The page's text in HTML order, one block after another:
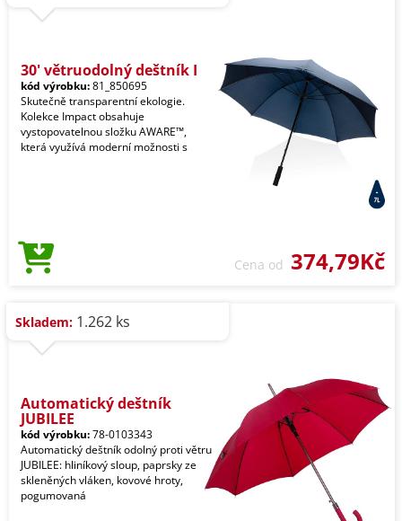
30' větruodolný deštník I
kód výrobku:81_850695
Skutečně transparentní ekologie.
Kolekce Impact obsahuje
vystopovatelnou složku AWARE™,
která využívá moderní možnosti s
Cena od 374,79Kč
Skladem: 1.262 ks
Automatický deštník
JUBILEE
kód výrobku:78-0103343
Automatický deštník odolný proti větru
JUBILEE: hliníkový sloup, paprsky ze
skleněných vláken, kovové hroty,
pogumovaná